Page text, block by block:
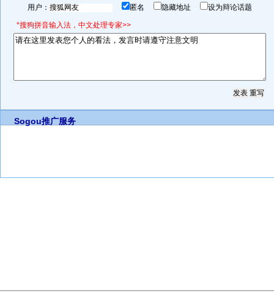
用户： 匿名 隐藏地址 设为辩论话题
*搜狗拼音输入法，中文处理专家>>
Sogou推广服务